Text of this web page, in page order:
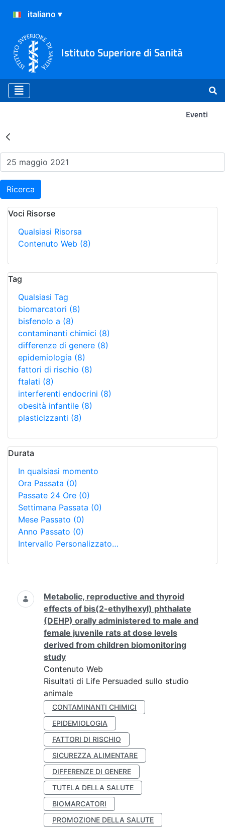
Istituto Superiore di Sanità
Eventi
Risultati della Ricerca -
Ricerca
Voci Risorse
Qualsiasi Risorsa
Contenuto Web (8)
Tag
Qualsiasi Tag
biomarcatori (8)
bisfenolo a (8)
contaminanti chimici (8)
differenze di genere (8)
epidemiologia (8)
fattori di rischio (8)
ftalati (8)
interferenti endocrini (8)
obesità infantile (8)
plasticizzanti (8)
Durata
In qualsiasi momento
Ora Passata (0)
Passate 24 Ore (0)
Settimana Passata (0)
Mese Passato (0)
Anno Passato (0)
Intervallo Personalizzato…
Ricerca
Metabolic, reproductive and thyroid
effects of bis(2-ethylhexyl) phthalate
(DEHP) orally administered to male and
female juvenile rats at dose levels
derived from children biomonitoring
study
Contenuto Web
Risultati di Life Persuaded sullo studio
animale
CONTAMINANTI CHIMICI
EPIDEMIOLOGIA
FATTORI DI RISCHIO
SICUREZZA ALIMENTARE
DIFFERENZE DI GENERE
TUTELA DELLA SALUTE
BIOMARCATORI
PROMOZIONE DELLA SALUTE